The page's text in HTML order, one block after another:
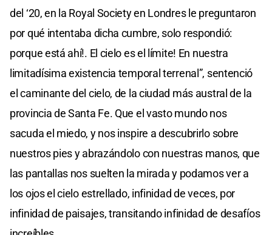
del ‘20, en la Royal Society en Londres le preguntaron
por qué intentaba dicha cumbre, solo respondió:
porque está ahí!. El cielo es el límite! En nuestra
limitadísima existencia temporal terrenal”, sentenció
el caminante del cielo, de la ciudad más austral de la
provincia de Santa Fe. Que el vasto mundo nos
sacuda el miedo, y nos inspire a descubrirlo sobre
nuestros pies y abrazándolo con nuestras manos, que
las pantallas nos suelten la mirada y podamos ver a
los ojos el cielo estrellado, infinidad de veces, por
infinidad de paisajes, transitando infinidad de desafíos